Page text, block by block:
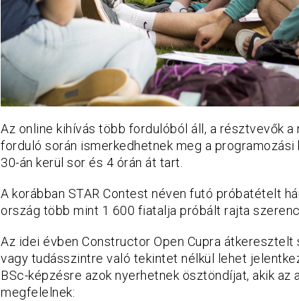
Az online kihívás több fordulóból áll, a résztvevők
forduló során ismerkedhetnek meg a
30-án kerül sor és 4 órán át tart.
A korábban STAR Contest néven futó próbatételt
ország több mint 1 600 fiatalja próbált rajta
Az idei évben Constructor Open Cupra
vagy tudásszintre való tekintet nélkül lehet
BSc-képzésre azok nyerhetnek ösztöndíjat, akik
megfelelnek: